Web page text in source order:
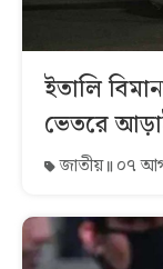
ইতালি
ভেতরে
জাতীয় ০৭